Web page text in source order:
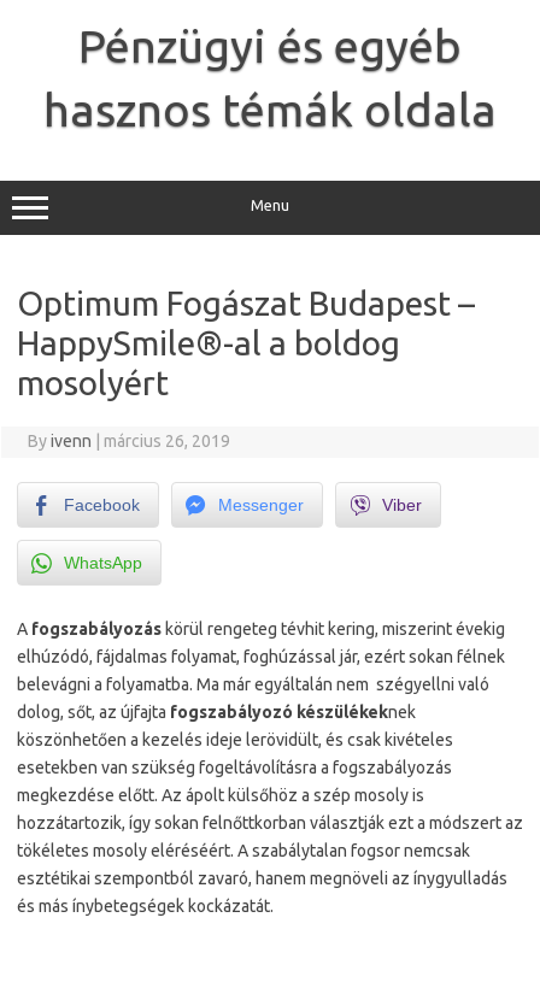
Pénzügyi és egyéb
hasznos témák oldala
Menu
Optimum Fogászat Budapest –
HappySmile®-al a boldog
mosolyért
Byivenn március 26, 2019
Facebook Messenger Viber
WhatsApp
A fogszabályozás körül rengeteg tévhit kering, miszerint évekig
elhúzódó, fájdalmas folyamat, foghúzással jár, ezért sokan félnek
belevágni a folyamatba. Ma már egyáltalán nem szégyellni való
dolog, sőt, az újfajta fogszabályozó készülékeknek
köszönhetően a kezelés ideje lerövidült, és csak kivételes
esetekben van szükség fogeltávolításra a fogszabályozás
megkezdése előtt. Az ápolt külsőhöz a szép mosoly is
hozzátartozik, így sokan felnőttkorban választják ezt a módszert az
tökéletes mosoly eléréséért. A szabálytalan fogsor nemcsak
esztétikai szempontból zavaró, hanem megnöveli az ínygyulladás
és más ínybetegségek kockázatát.